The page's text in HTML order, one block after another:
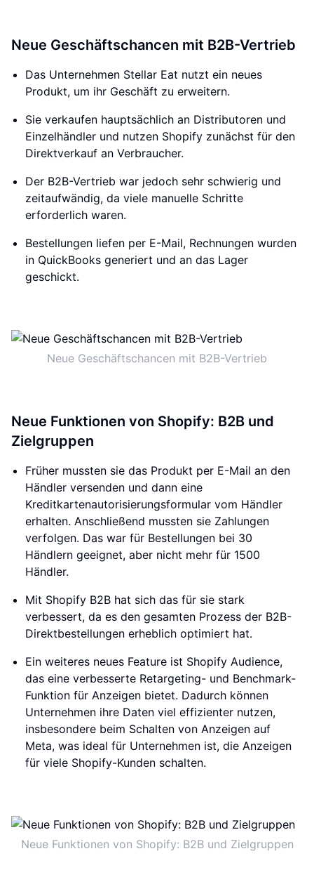
Neue Geschäftschancen mit B2B-Vertrieb
Das Unternehmen Stellar Eat nutzt ein neues
Produkt, um ihr Geschäft zu erweitern.
Sie verkaufen hauptsächlich an Distributoren und
Einzelhändler und nutzen Shopify zunächst für den
Direktverkauf an Verbraucher.
Der B2B-Vertrieb war jedoch sehr schwierig und
zeitaufwändig, da viele manuelle Schritte
erforderlich waren.
Bestellungen liefen per E-Mail, Rechnungen wurden
in QuickBooks generiert und an das Lager
geschickt.
Neue Geschäftschancen mit B2B-Vertrieb
Neue Funktionen von Shopify: B2B und
Zielgruppen
Früher mussten sie das Produkt per E-Mail an den
Händler versenden und dann eine
Kreditkartenautorisierungsformular vom Händler
erhalten. Anschließend mussten sie Zahlungen
verfolgen. Das war für Bestellungen bei 30
Händlern geeignet, aber nicht mehr für 1500
Händler.
Mit Shopify B2B hat sich das für sie stark
verbessert, da es den gesamten Prozess der B2B-
Direktbestellungen erheblich optimiert hat.
Ein weiteres neues Feature ist Shopify Audience,
das eine verbesserte Retargeting- und Benchmark-
Funktion für Anzeigen bietet. Dadurch können
Unternehmen ihre Daten viel effizienter nutzen,
insbesondere beim Schalten von Anzeigen auf
Meta, was ideal für Unternehmen ist, die Anzeigen
für viele Shopify-Kunden schalten.
Neue Funktionen von Shopify: B2B und Zielgruppen